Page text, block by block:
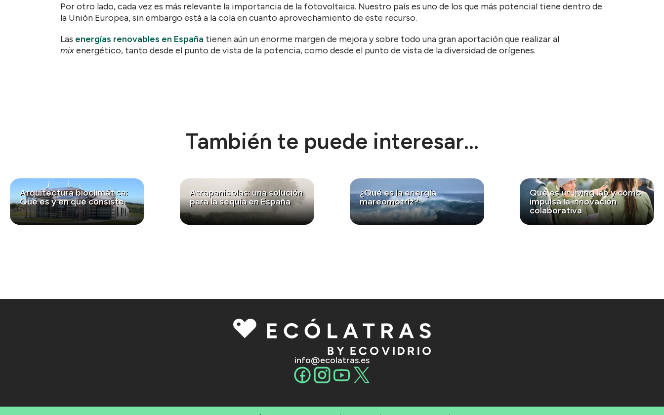
Por otro lado, cada vez es más relevante la importancia de la fotovoltaica. Nuestro país es uno de los que más potencial tiene dentro de
la Unión Europea, sin embargo está a la cola en cuanto aprovechamiento de este recurso.
Las energías renovables en España tienen aún un enorme margen de mejora y sobre todo una gran aportación que realizar al
mixenergético, tanto desde el punto de vista de la potencia, como desde el punto de vista de la diversidad de orígenes.
También te puede interesar...
Arquitectura bioclimática:
Qué es y en qué consiste.
Atrapanieblas: una solución
para la sequía en España
¿Qué es la energía
mareomotriz?
Qué es un living lab y cómo
impulsa la innovación
colaborativa
info@ecolatras.es